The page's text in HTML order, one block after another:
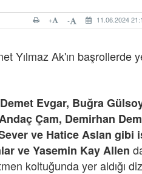
11.06.2024
-
+
Yılmaz Ak'ın başrollerde
Demet Evgar, Buğra
Çam, Demirhan
ve Hatice Aslan gibi
ve Yasemin Kay Allen
koltuğunda yer aldığı